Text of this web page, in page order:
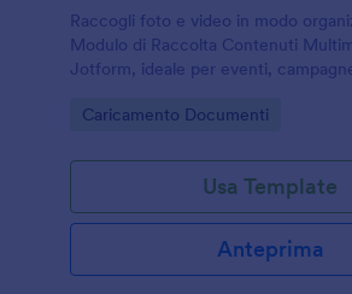
Raccogli foto e video in modo
Modulo di Raccolta Contenuti
Jotform, ideale per eventi,
centralizzata delle risposte del
Go to Category:
Caricamento Documenti
Usa Template
Anteprima